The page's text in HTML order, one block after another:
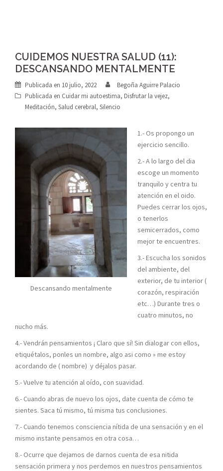
CUIDEMOS NUESTRA SALUD (11):
DESCANSANDO MENTALMENTE
Publicada en 10 julio, 2022
Begoña Aguirre Palacio
Publicada en Cuidar mi autoestima, Disfrutar la vejez,
Meditación, Salud cerebral, Silencio
Descansando mentalmente
1.- Os propongo un
ejercicio sencillo.
2.- A lo largo del dia
escoge un momento
tranquilo y centra tu
atención en el oido.
Puedes cerrar los ojos,
o tenerlos
semicerrados, como
mejor te encuentres.
3.- Escucha los sonidos
del ambiente, del
exterior, de tu interior (
corazón, respiración
etc…) Durante tres o
cuatro minutos, no
nucho más.
4.- Vendrán pensamientos ¡ Claro que sí! Sin dialogar con ellos,
etiquétalos, ponles un nombre, algo asi como » me estoy
acordando de ( nombre) y déjalos pasar.
5.- Vuelve tu atención al oído, con suavidad.
6.- Cuando abras de nuevo los ojos, date cuenta de cómo te
sientes. Saca tú mismo, tú misma tus conclusiones.
7.- Cuando tenemos consciencia nítida de una sensación y en el
mismo instante pensamos en otra cosa…
8.- Ocurre que dejamos de darnos cuenta de esa nitida
sensación primera y nos perdemos en nuestros pensamientos